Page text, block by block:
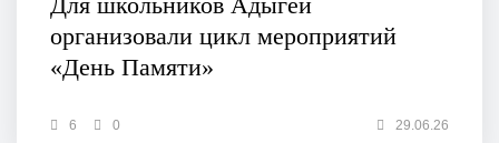
организовали цикл мероприятий
«День Памяти»
6 0 29.06.26